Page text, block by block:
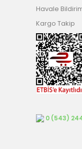
Havale
Kargo Takip
0 (543)